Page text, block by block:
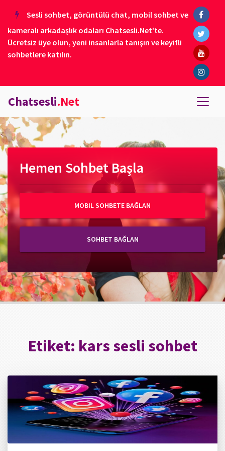
Sesli sohbet, görüntülü chat, mobil sohbet ve
kameralı arkadaşlık odaları Chatsesli.Net'te.
Ücretsiz üye olun, yeni insanlarla tanışın ve keyifli
sohbetlere katılın.
Chatsesli.Net
Hemen Sohbet Başla
MOBIL SOHBETE BAĞLAN
SOHBET BAĞLAN
Etiket: kars sesli sohbet